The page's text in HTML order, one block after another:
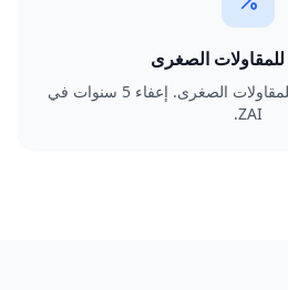
نسبة IS 2026 هي 20% للمقاولات الصغرى. إعفاء 5 سنوات في
ZAI.